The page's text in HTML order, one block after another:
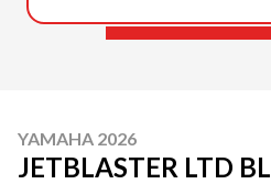
YAMAHA 2026
JETBLASTER LTD